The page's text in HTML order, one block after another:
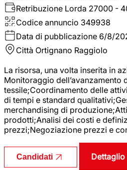
Retribuzione Lorda 27000 -
Codice annuncio 349938
Data di pubblicazione 6/8/
Città Ortignano Raggiolo
La risorsa, una volta inserita in
Monitoraggio dell’avanzamento
tessile;Coordinamento delle
di tempi e standard
merchandising di
prodotti;Analisi dei costi e
prezzi;Negoziazione prezzi e
Candidati Dettaglio